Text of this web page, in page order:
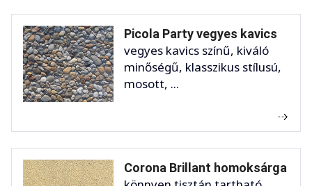
Picola Party vegyes kavics
vegyes kavics színű, kiváló
minőségű, klasszikus stílusú,
mosott, ...
Corona Brillant homoksárga